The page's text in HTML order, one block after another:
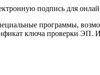
подпись для
программы,
ключа проверки ЭП.